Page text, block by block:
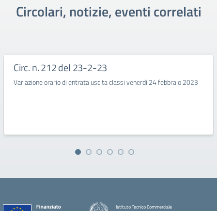
Circolari, notizie, eventi correlati
Circ. n. 212 del 23-2-23
Variazione orario di entrata uscita classi venerdì 24 febbraio 2023
Istituto Tecnico Commerciale